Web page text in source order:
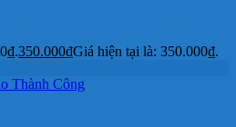
350.000₫Giá hiện tại là: 350.000₫.